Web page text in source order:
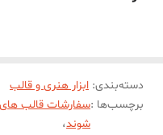
دسته‌بندی: ابزار هنری و قالب
برچسب‌ها :
شوند،